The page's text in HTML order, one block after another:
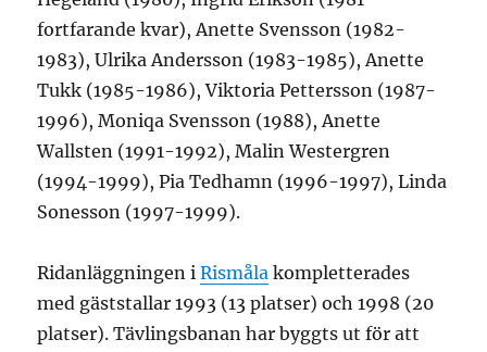
fortfarande kvar), Anette Svensson (1982-
1983), Ulrika Andersson (1983-1985), Anette
Tukk (1985-1986), Viktoria Pettersson (1987-
1996), Moniqa Svensson (1988), Anette
Wallsten (1991-1992), Malin Westergren
(1994-1999), Pia Tedhamn (1996-1997), Linda
Sonesson (1997-1999).
Ridanläggningen iRismåla kompletterades
med gäststallar 1993 (13 platser) och 1998 (20
platser). Tävlingsbanan har byggts ut för att